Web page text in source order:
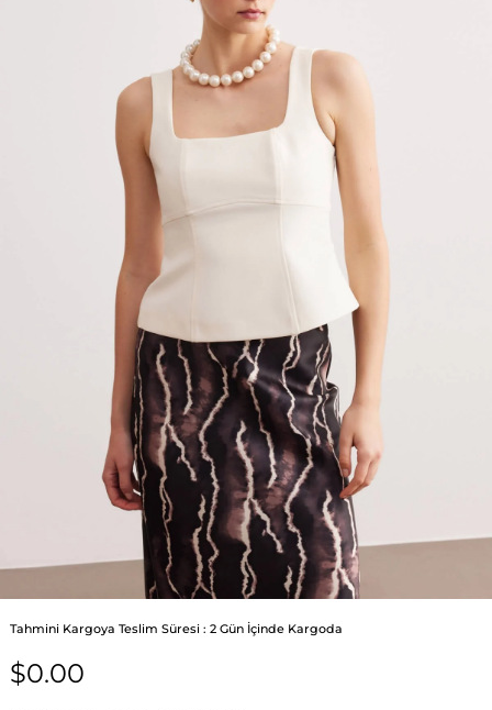
Tahmini Kargoya Teslim Süresi : 2 Gün İçinde Kargoda
$0.00